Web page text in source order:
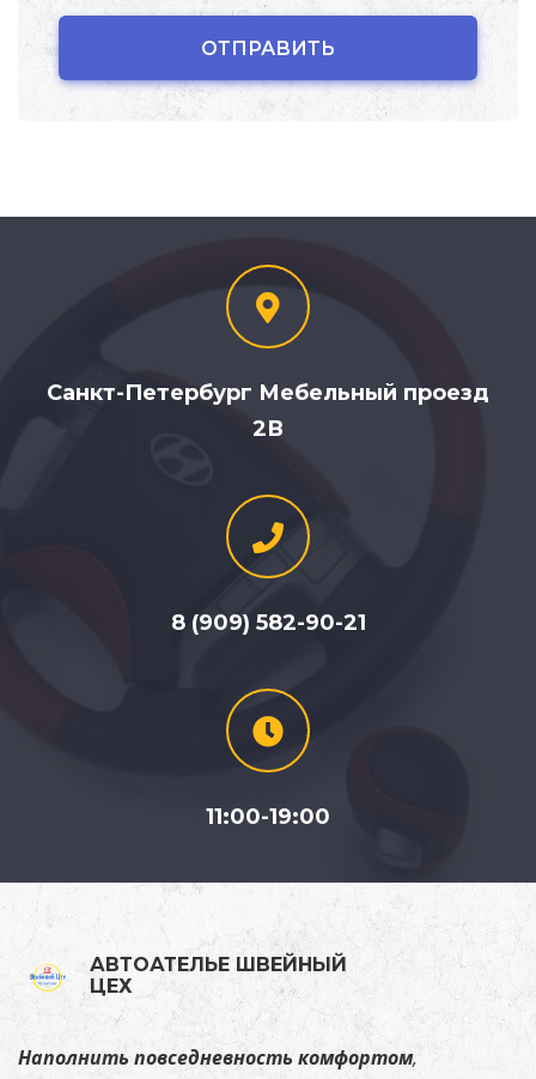
Санкт-Петербург Мебельный проезд
2В
8 (909) 582-90-21
11:00-19:00
АВТОАТЕЛЬЕ ШВЕЙНЫЙ
ЦЕХ
Наполнить повседневность комфортом,